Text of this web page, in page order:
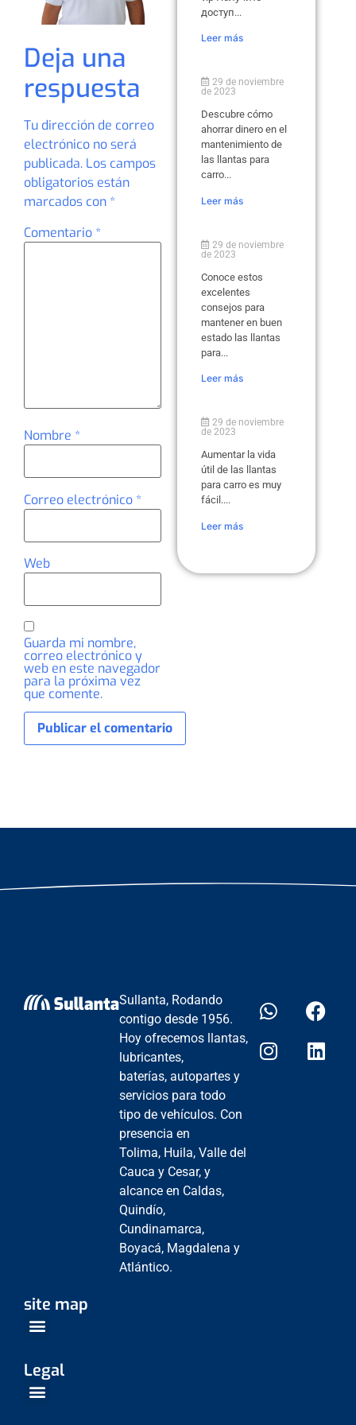
Deja una
respuesta
Tu dirección de correo
electrónico no será
publicada. Los campos
obligatorios están
marcados con *
Comentario *
Nombre *
Correo electrónico *
Web
Guarda mi nombre,
correo electrónico y
web en este navegador
para la próxima vez
que comente.
доступ...
Leer más
29 de noviembre
de 2023
Descubre cómo
ahorrar dinero en el
mantenimiento de
las llantas para
carro...
Leer más
29 de noviembre
de 2023
Conoce estos
excelentes
consejos para
mantener en buen
estado las llantas
para...
Leer más
29 de noviembre
de 2023
Aumentar la vida
útil de las llantas
para carro es muy
fácil....
Leer más
Sullanta, Rodando
contigo desde 1956.
Hoy ofrecemos llantas,
lubricantes,
baterías, autopartes y
servicios para todo
tipo de vehículos. Con
presencia en
Tolima, Huila, Valle del
Cauca y Cesar, y
alcance en Caldas,
Quindío,
Cundinamarca,
Boyacá, Magdalena y
Atlántico.
site map
Legal